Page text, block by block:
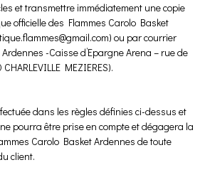
et transmettre immédiatement une copie
officielle des Flammes Carolo Basket
ou par courrier
-Caisse d’Epargne Arena – rue de
MEZIERES).
dans les règles définies ci-dessus et
pourra être prise en compte et dégagera la
Carolo Basket Ardennes de toute
client.